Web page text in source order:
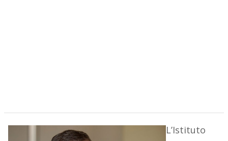
L’Istituto